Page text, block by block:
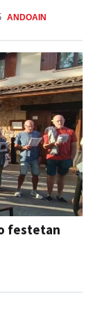
ANDOAIN
festetan